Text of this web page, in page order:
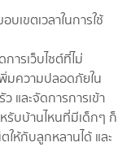
เขตเวลาในการใช้
รเว็บไซต์ที่ไม่
มความปลอดภัยใน
และจัดการการเข้า
หรับบ้านไหนที่มีเด็กๆ ก็
ให้กับลูกหลานได้ และ